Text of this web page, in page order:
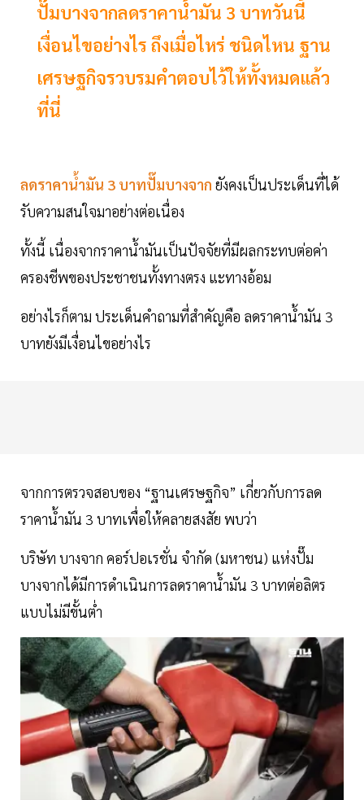
ปั๊มบางจากลดราคาน้ำมัน 3 บาทวันนี้
เงื่อนไขอย่างไร ถึงเมื่อไหร่ ชนิดไหน ฐาน
เศรษฐกิจรวบรมคำตอบไว้ให้ทั้งหมดแล้ว
ที่นี่
ลดราคาน้ำมัน 3 บาทปั๊มบางจาก ยังคงเป็นประเด็นที่ได้
รับความสนใจมาอย่างต่อเนื่อง
ทั้งนี้ เนื่องจากราคาน้ำมันเป็นปัจจัยที่มีผลกระทบต่อค่า
ครองชีพของประชาชนทั้งทางตรง แะทางอ้อม
อย่างไรก็ตาม ประเด็นคำถามที่สำคัญคือ ลดราคาน้ำมัน 3
บาทยังมีเงื่อนไขอย่างไร
จากการตรวจสอบของ “ฐานเศรษฐกิจ” เกี่ยวกับการลด
ราคาน้ำมัน 3 บาทเพื่อให้คลายสงสัย พบว่า
บริษัท บางจาก คอร์ปอเรชั่น จำกัด (มหาชน) แห่งปั๊ม
บางจากได้มีการดำเนินการลดราคาน้ำมัน 3 บาทต่อลิตร
แบบไม่มีขั้นต่ำ